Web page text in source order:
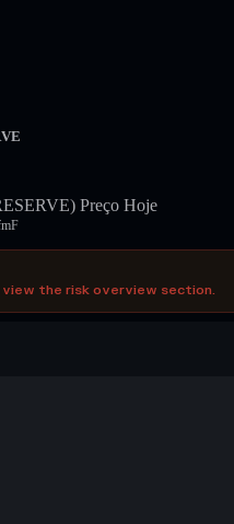
Preço Hoje
the risk overview section.